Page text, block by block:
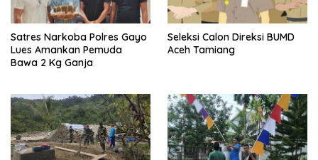
Satres Narkoba Polres Gayo
Lues Amankan Pemuda
Bawa 2 Kg Ganja
Seleksi Calon Direksi BUMD
Aceh Tamiang